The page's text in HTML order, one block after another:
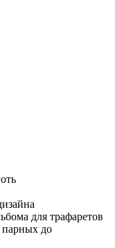
для трафаретов
до